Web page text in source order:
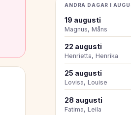
ANDRA DAGAR I
19 augusti
Magnus, Måns
22 augusti
Henrietta, Henrika
25 augusti
Lovisa, Louise
28 augusti
Fatima, Leila